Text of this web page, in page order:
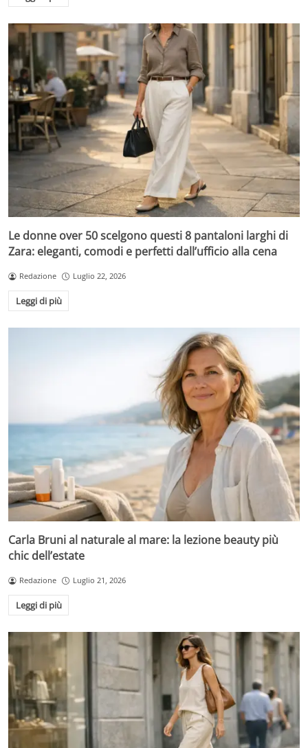
Le donne over 50 scelgono questi 8 pantaloni larghi di
Zara: eleganti, comodi e perfetti dall’ufficio alla cena
Redazione Luglio 22, 2026
Leggi di più
Carla Bruni al naturale al mare: la lezione beauty più
chic dell’estate
Redazione Luglio 21, 2026
Leggi di più